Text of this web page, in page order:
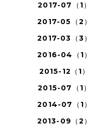
2017-07（1）
2017-05（2）
2017-03（3）
2016-04（1）
2015-12（1）
2015-07（1）
2014-07（1）
2013-09（2）